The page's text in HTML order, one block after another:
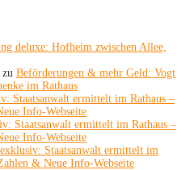
deluxe: Hofheim zwischen Allee,
zu Beförderungen & mehr Geld: Vogt
im Rathaus
Staatsanwalt ermittelt im Rathaus –
Info-Webseite
Staatsanwalt ermittelt im Rathaus –
Info-Webseite
Staatsanwalt ermittelt im
& Neue Info-Webseite